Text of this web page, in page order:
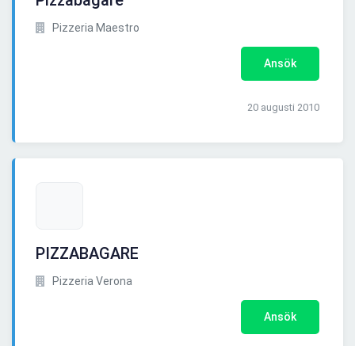
Pizzeria Maestro
Ansök
20 augusti 2010
PIZZABAGARE
Pizzeria Verona
Ansök